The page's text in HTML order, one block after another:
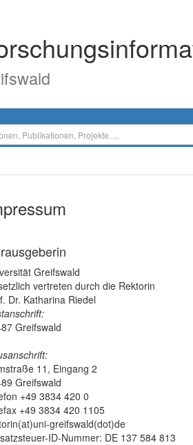
Greifswald
vertreten durch die Rektorin
Dr. Katharina Riedel
Greifswald
11, Eingang 2
Greifswald
+49 3834 420 0
+49 3834 420 1105
greifswald(dot)de
ID-Nummer: DE 137 584 813